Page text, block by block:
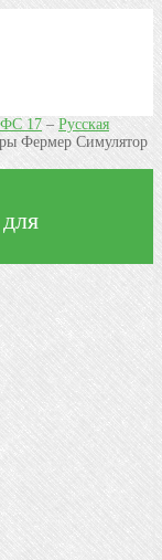
ФС 17– Русская
Фермер Симулятор